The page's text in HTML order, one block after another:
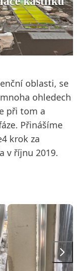
oblasti, se
ohledech
při tom a
Přinášíme
krok za
v říjnu 2019.